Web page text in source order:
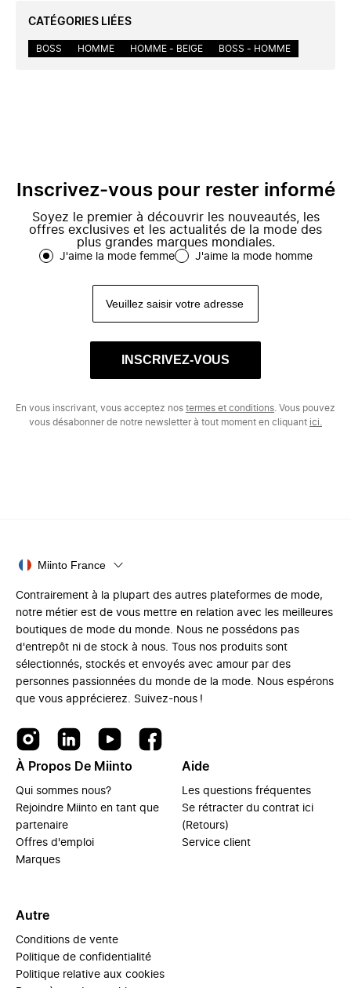
CATÉGORIES LIÉES
BOSS HOMME HOMME - BEIGE BOSS - HOMME
Inscrivez-vous pour rester informé
Soyez le premier à découvrir les nouveautés, les
offres exclusives et les actualités de la mode des
plus grandes marques mondiales.
J'aime la mode femme J'aime la mode homme
INSCRIVEZ-VOUS
En vous inscrivant, vous acceptez nos termes et conditions . Vous pouvez
vous désabonner de notre newsletter à tout moment en cliquant ici.
Miinto France
Contrairement à la plupart des autres plateformes de mode,
notre métier est de vous mettre en relation avec les meilleures
boutiques de mode du monde. Nous ne possédons pas
d'entrepôt ni de stock à nous. Tous nos produits sont
sélectionnés, stockés et envoyés avec amour par des
personnes passionnées du monde de la mode. Nous espérons
que vous apprécierez. Suivez-nous !
À Propos De Miinto
Qui sommes nous?
Rejoindre Miinto en tant que
partenaire
Offres d'emploi
Marques
Aide
Les questions fréquentes
Se rétracter du contrat ici
(Retours)
Service client
Autre
Conditions de vente
Politique de confidentialité
Politique relative aux cookies